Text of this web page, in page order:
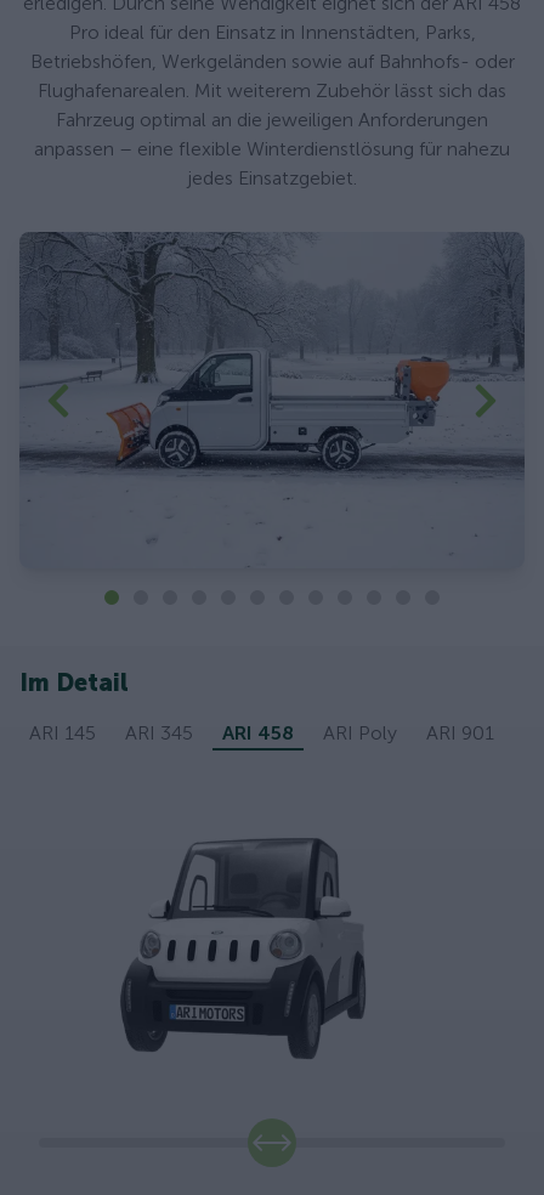
Pro ideal für den Einsatz in Innenstädten, Parks,
Betriebshöfen, Werkgeländen sowie auf Bahnhofs- oder
Flughafenarealen. Mit weiterem Zubehör lässt sich das
Fahrzeug optimal an die jeweiligen Anforderungen
anpassen – eine flexible Winterdienstlösung für nahezu
jedes Einsatzgebiet.
Im Detail
ARI 145 ARI 345 ARI 458 ARI Poly ARI 901